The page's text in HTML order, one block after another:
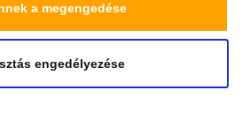
számukra vagy az Ön által
gyűjtöttek.
a megengedése
engedélyezése